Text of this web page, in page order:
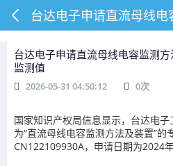
台达电子申请直流母线电容监测
监测值
2026-05-31 04:50:12 0次
国家知识产权局信息显示，台达电
为“直流母线电容监测方法及装置”的
CN122109930A，申请日期为2024年